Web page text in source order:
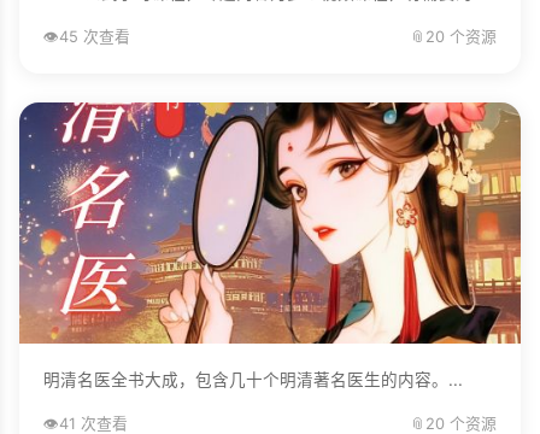
👁️45 次查看 📎 20 个资源
明清名医全书大成，包含几十个明清著名医生的内容。...
👁️41 次查看 📎 20 个资源